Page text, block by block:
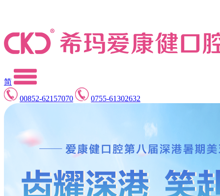
简
00852-62157070
0755-61302632